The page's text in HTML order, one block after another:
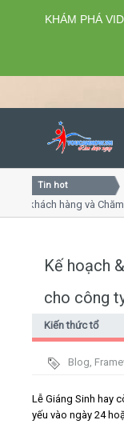
Close
Home
Video
Tin hot
hàng và Chăm sóc
Kế hoạch
cho công
Kiến thức tổ
Blog,
Lễ Giáng Sinh hay
yếu vào ngày 24
KHÁM PHÁ